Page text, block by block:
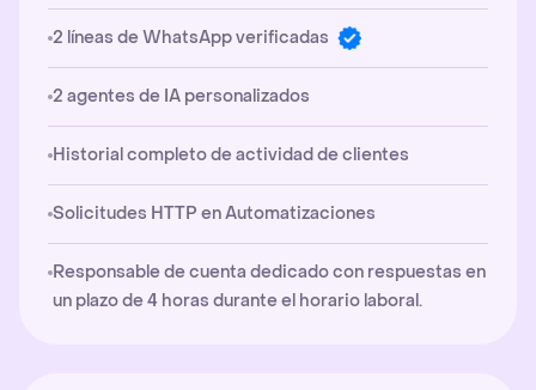
2 líneas de WhatsApp verificadas
2 agentes de IA personalizados
Historial completo de actividad de clientes
Solicitudes HTTP en Automatizaciones
Responsable de cuenta dedicado con respuestas en
un plazo de 4 horas durante el horario laboral.